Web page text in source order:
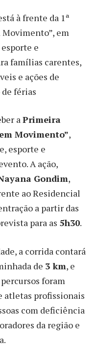
à frente da 1ª
em
e
famílias carentes,
e ações de
férias
aPrimeira
Movimento”,
esporte e
A ação,
Gondim,
ao Residencial
a partir das
para as 5h30.
a corrida contará
de 3 km, e
percursos foram
atletas profissionais
com deficiência
da região e